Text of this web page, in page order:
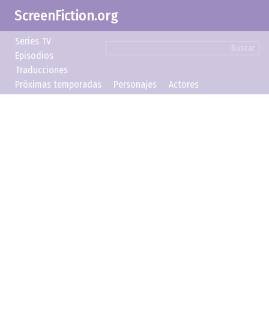
ScreenFiction.org
Buscar
Series TV
Episodios
Traducciones
Próximas temporadas
Personajes Actores